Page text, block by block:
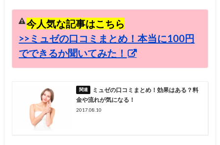
今人気な記事はこちら
>>ミュゼの口コミまとめ！本当に100円
でできるか聞いてみた！
ミュゼの口コミまとめ！効果はある？料
金や流れが気になる！
2017.08.10